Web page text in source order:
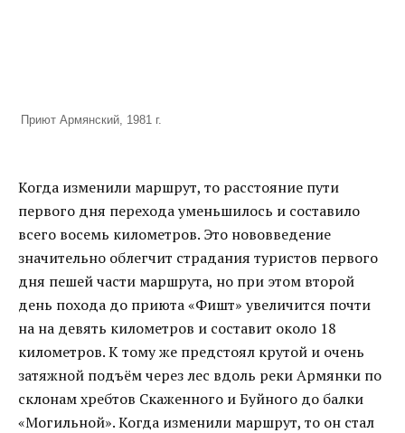
Приют Армянский, 1981 г.
Когда изменили маршрут, то расстояние пути
первого дня перехода уменьшилось и составило
всего восемь километров. Это нововведение
значительно облегчит страдания туристов первого
дня пешей части маршрута, но при этом второй
день похода до приюта «Фишт» увеличится почти
на на девять километров и составит около 18
километров. К тому же предстоял крутой и очень
затяжной подъём через лес вдоль реки Армянки по
склонам хребтов Скаженного и Буйного до балки
«Могильной». Когда изменили маршрут, то он стал